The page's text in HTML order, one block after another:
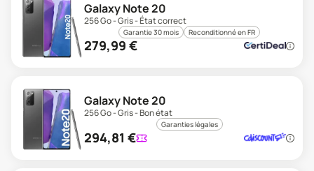
Galaxy Note 20
256 Go - Gris - État correct
Garantie 30 mois Reconditionné en FR
279,99 €
Galaxy Note 20
256 Go - Gris - Bon état
Garanties légales
294,81 €